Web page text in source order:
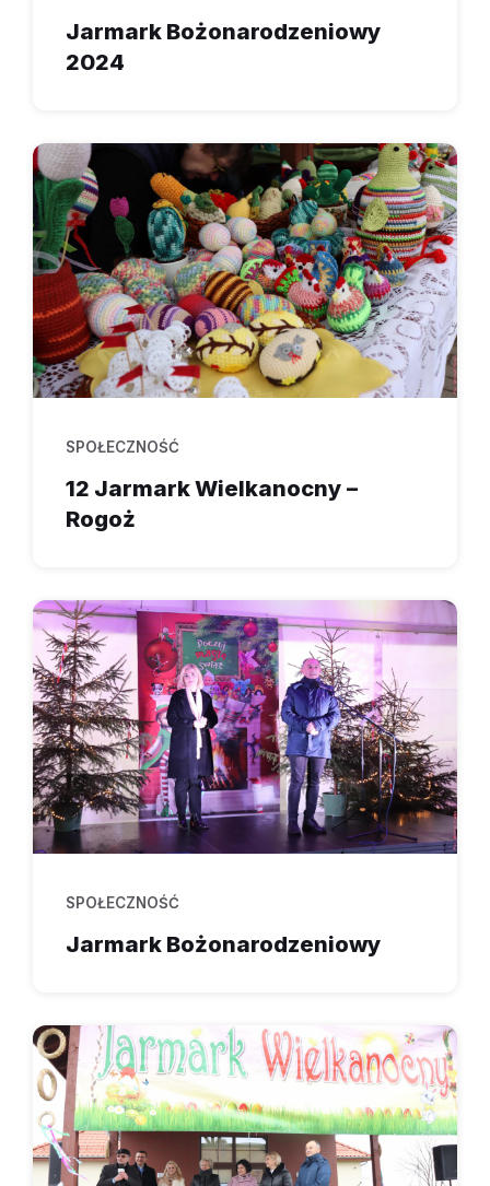
Jarmark Bożonarodzeniowy
2024
SPOŁECZNOŚĆ
12 Jarmark Wielkanocny –
Rogoż
SPOŁECZNOŚĆ
Jarmark Bożonarodzeniowy